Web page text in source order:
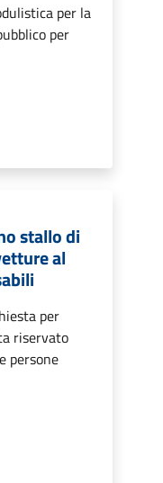
per la
per
stallo di
al
per
riservato
persone